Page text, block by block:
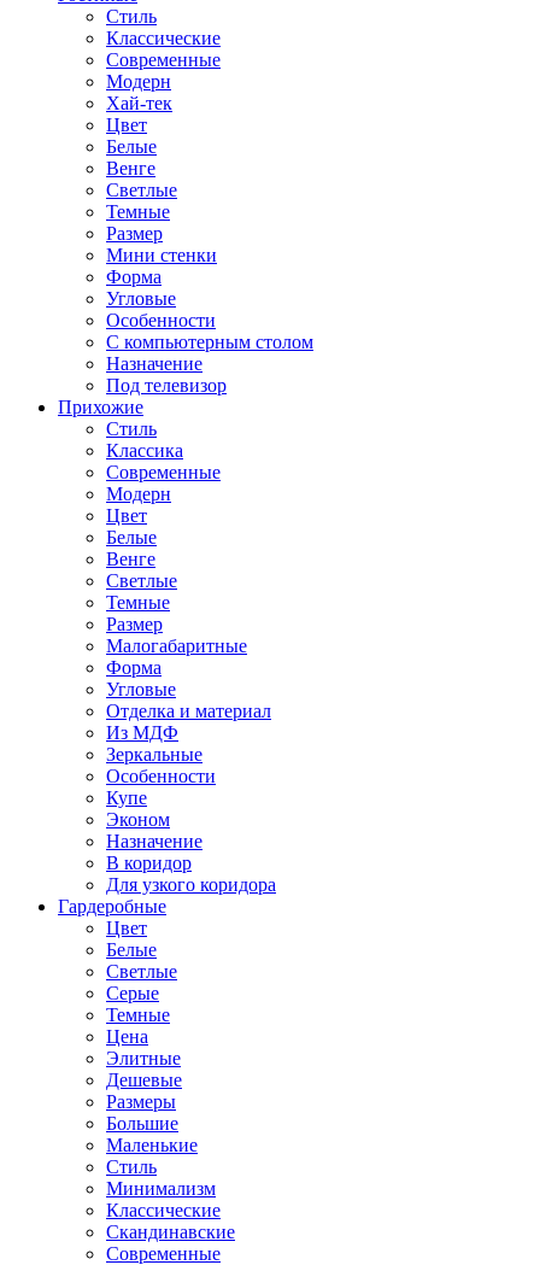
Стиль
Классические
Современные
Модерн
Хай-тек
Цвет
Белые
Венге
Светлые
Темные
Размер
Мини стенки
Форма
Угловые
Особенности
С компьютерным столом
Назначение
Под телевизор
Прихожие
Стиль
Классика
Современные
Модерн
Цвет
Белые
Венге
Светлые
Темные
Размер
Малогабаритные
Форма
Угловые
Отделка и материал
Из МДФ
Зеркальные
Особенности
Купе
Эконом
Назначение
В коридор
Для узкого коридора
Гардеробные
Цвет
Белые
Светлые
Серые
Темные
Цена
Элитные
Дешевые
Размеры
Большие
Маленькие
Стиль
Минимализм
Классические
Скандинавские
Современные